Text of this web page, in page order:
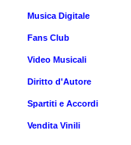
Musica Digitale
Fans Club
Video Musicali
Diritto d'Autore
Spartiti e Accordi
Vendita Vinili